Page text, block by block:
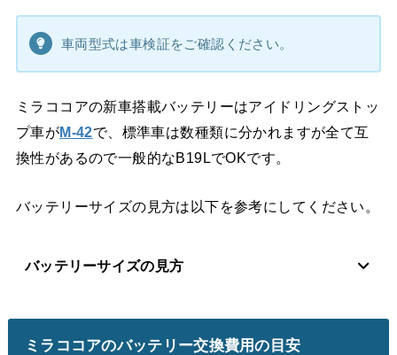
車両型式は車検証をご確認ください。
ミラココアの新車搭載バッテリーはアイドリングストッ
プ車がM-42で、標準車は数種類に分かれますが全て互
換性があるので一般的なB19LでOKです。
バッテリーサイズの見方は以下を参考にしてください。
バッテリーサイズの見方
ミラココアのバッテリー交換費用の目安